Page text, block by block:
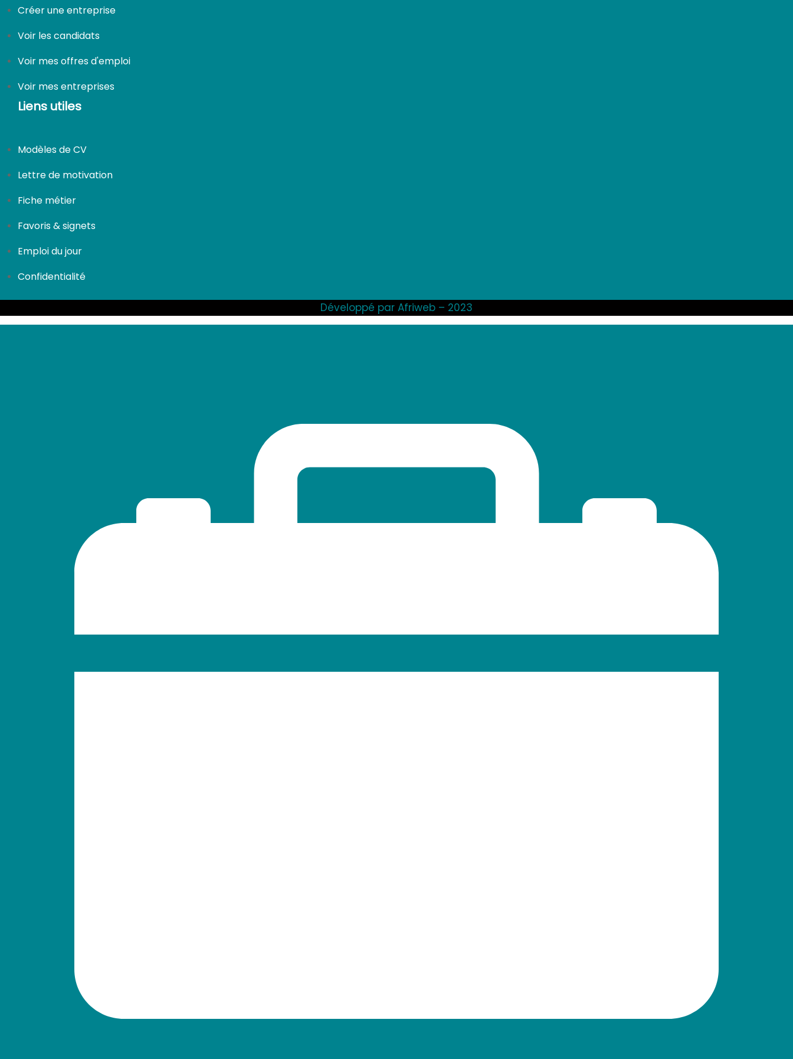
Créer une entreprise
Voir les candidats
Voir mes offres d'emploi
Voir mes entreprises
Liens utiles
Modèles de CV
Lettre de motivation
Fiche métier
Favoris & signets
Emploi du jour
Confidentialité
Développé par Afriweb – 2023